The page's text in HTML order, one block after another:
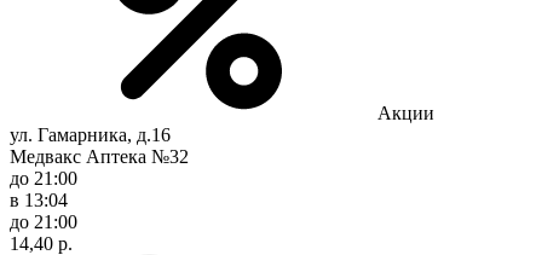
Акции
ул. Гамарника, д.16
Медвакс Аптека №32
до 21:00
в 13:04
до 21:00
14,40 р.